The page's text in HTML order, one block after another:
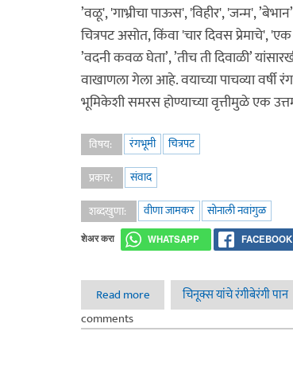
’वळू', 'गाभ्रीचा पाऊस', 'विहीर', 'जन्म',
चित्रपट असोत, किंवा 'चार दिवस प्रेमाचे',
’वदनी कवळ घेता’, ’तीच ती दिवाळी’
वाखाणला गेला आहे. वयाच्या पाचव्या वर्षी
भूमिकेशी समरस होण्याच्या वृत्तीमुळे एक
विषय: रंगभूमी
चित्रपट
प्रकार:
संवाद
शब्दखुणा:
वीणा जामकर सोनाली नवांगुळ
शेअर करा WHATSAPP FACEBOOK
Read more about संवाद - वीणा जामकर /
चिनूक्स यांचे रंगीबेरंगी पान
comments